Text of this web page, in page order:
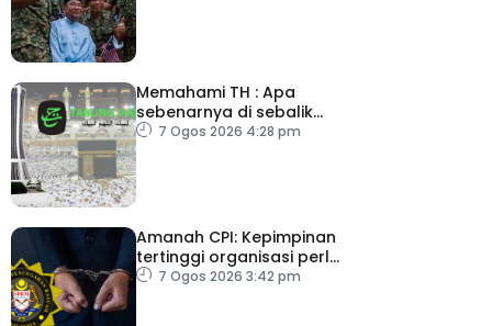
Memahami TH : Apa
sebenarnya di sebalik
angka
7 Ogos 2026 4:28 pm
Amanah CPI: Kepimpinan
tertinggi organisasi perlu
pacu reformasi radikal
7 Ogos 2026 3:42 pm